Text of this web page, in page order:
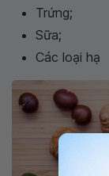
Trứng;
Sữa;
Các loại hạ